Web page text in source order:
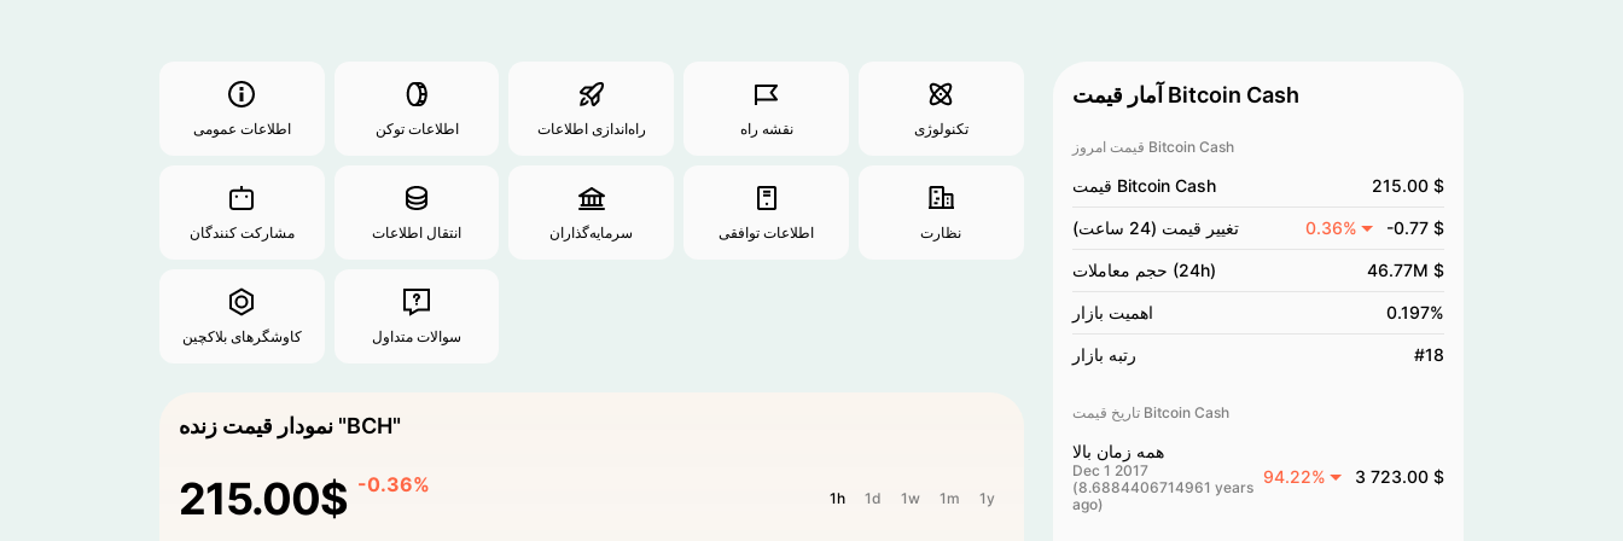
اطلاعات عمومی اطلاعات توکن راه‌اندازی اطلاعات نقشه راه تکنولوژی
مشارکت کنندگان انتقال اطلاعات سرمایه‌گذاران اطلاعات توافقی نظارت
کاوشگرهای بلاکچین سوالات متداول
نمودار قیمت زنده "BCH"
215.00$ -0.36%
1h 1d 1w 1m 1y
آمار قیمت Bitcoin Cash
قیمت امروز Bitcoin Cash
قیمت Bitcoin Cash 215.00 $
تغییر قیمت (24 ساعت) 0.36% -0.77 $
حجم معاملات (24h) 46.77M $
اهمیت بازار 0.197%
رتبه بازار #18
تاریخ قیمت Bitcoin Cash
همه زمان بالا
Dec 1 2017
(8.6884406714961 years
ago)
94.22% 3 723.00 $